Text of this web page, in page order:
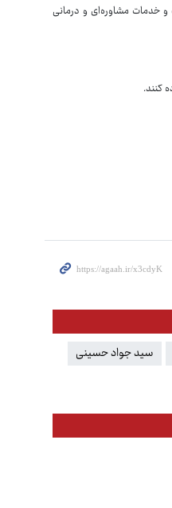
یافته است و خدمات مشاوره‌ای و درمانی
کنند.
سید جواد حسینی